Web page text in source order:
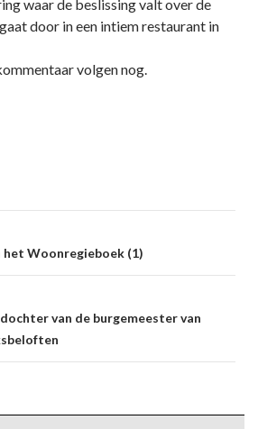
waar de beslissing valt over de
door in een intiem restaurant in
volgen nog.
Woonregieboek (1)
van de burgemeester van